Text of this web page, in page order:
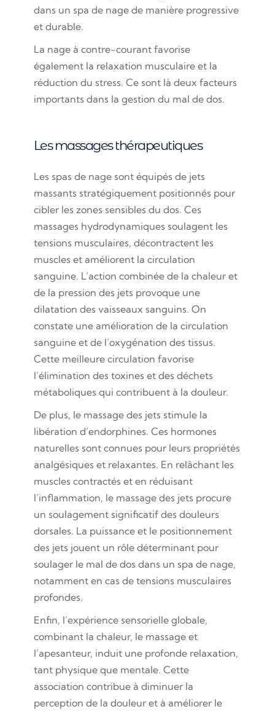
dans un spa de nage de manière progressive
et durable.
La nage à contre-courant favorise
également la relaxation musculaire et la
réduction du stress. Ce sont là deux facteurs
importants dans la gestion du mal de dos.
Les massages thérapeutiques
Les spas de nage sont équipés de jets
massants stratégiquement positionnés pour
cibler les zones sensibles du dos. Ces
massages hydrodynamiques soulagent les
tensions musculaires, décontractent les
muscles et améliorent la circulation
sanguine. L’action combinée de la chaleur et
de la pression des jets provoque une
dilatation des vaisseaux sanguins. On
constate une amélioration de la circulation
sanguine et de l’oxygénation des tissus.
Cette meilleure circulation favorise
l’élimination des toxines et des déchets
métaboliques qui contribuent à la douleur.
De plus, le massage des jets stimule la
libération d’endorphines. Ces hormones
naturelles sont connues pour leurs propriétés
analgésiques et relaxantes. En relâchant les
muscles contractés et en réduisant
l’inflammation, le massage des jets procure
un soulagement significatif des douleurs
dorsales. La puissance et le positionnement
des jets jouent un rôle déterminant pour
soulager le mal de dos dans un spa de nage,
notamment en cas de tensions musculaires
profondes.
Enfin, l’expérience sensorielle globale,
combinant la chaleur, le massage et
l’apesanteur, induit une profonde relaxation,
tant physique que mentale. Cette
association contribue à diminuer la
perception de la douleur et à améliorer le